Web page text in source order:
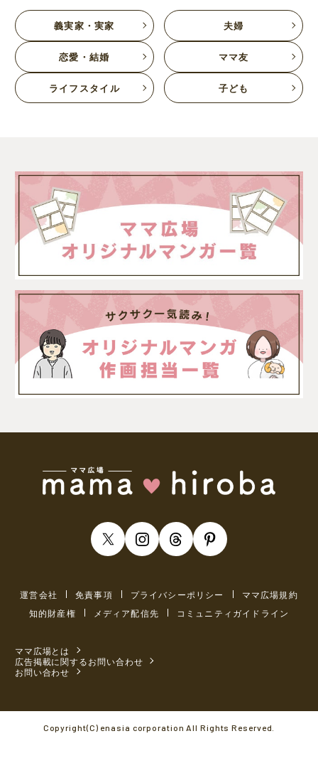
義実家・実家 夫婦
恋愛・結婚 ママ友
ライフスタイル 子ども
運営会社 免責事項 プライバシーポリシー
ママ広場規約
知的財産権
メディア配信先 コミュニティガイドライン
ママ広場とは
広告掲載に関するお問い合わせ
お問い合わせ
Copyright(C) enasia corporation All Rights Reserved.